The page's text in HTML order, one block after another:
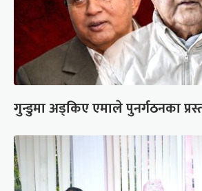
गुन्डुमा अड्किए एमाले पुनर्गठनका